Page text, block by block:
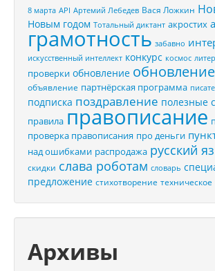
8 марта API Артемий Лебедев Вася Ложкин
Новым годом Тотальный диктант акростих
грамотность забавно
искусственный интеллект конкурс космос
проверки обновление
объявление партнёрская программа
подписка поздравление полезные
правила правописание
проверка правописания про деньги
над ошибками распродажа русский
скидки слава роботам словарь
предложение стихотворение техническое
Архивы